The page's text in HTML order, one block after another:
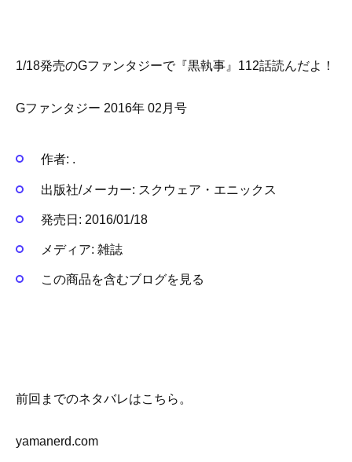
1/18発売のGファンタジーで『黒執事』112話読んだよ！
Gファンタジー 2016年 02月号
作者: .
出版社/メーカー: スクウェア・エニックス
発売日: 2016/01/18
メディア: 雑誌
この商品を含むブログを見る
前回までのネタバレはこちら。
yamanerd.com